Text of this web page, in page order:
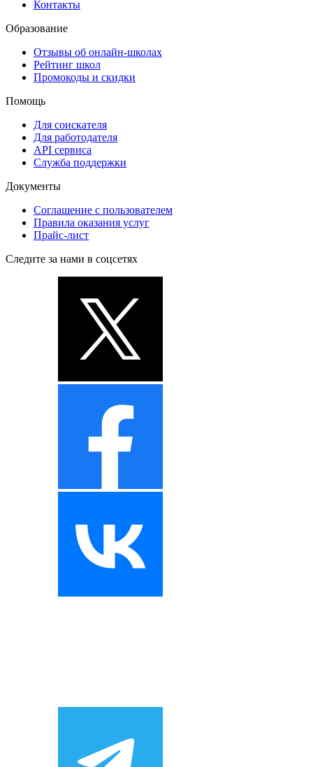
Контакты
Образование
Отзывы об онлайн-школах
Рейтинг школ
Промокоды и скидки
Помощь
Для соискателя
Для работодателя
API сервиса
Служба поддержки
Документы
Соглашение с пользователем
Правила оказания услуг
Прайс-лист
Следите за нами в соцсетях